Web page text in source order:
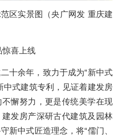
区实景图（央广网发 重庆建
惊喜上线
十余年，致力于成为“新中式
中式建筑专利，见证着建发房
懈努力，更是传统美学在现
发房产深研古代建筑及园林
新中式匠造理念，将“儒门、